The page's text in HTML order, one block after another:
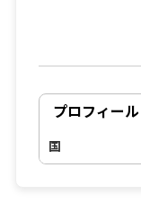
プロフィール
国